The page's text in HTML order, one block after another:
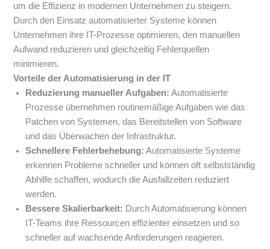
um die Effizienz in modernen Unternehmen zu steigern.
Durch den Einsatz automatisierter Systeme können
Unternehmen ihre IT-Prozesse optimieren, den manuellen
Aufwand reduzieren und gleichzeitig Fehlerquellen
minimieren.
Vorteile der Automatisierung in der IT
Reduzierung manueller Aufgaben: Automatisierte
Prozesse übernehmen routinemäßige Aufgaben wie das
Patchen von Systemen, das Bereitstellen von Software
und das Überwachen der Infrastruktur.
Schnellere Fehlerbehebung: Automatisierte Systeme
erkennen Probleme schneller und können oft selbstständig
Abhilfe schaffen, wodurch die Ausfallzeiten reduziert
werden.
Bessere Skalierbarkeit: Durch Automatisierung können
IT-Teams ihre Ressourcen effizienter einsetzen und so
schneller auf wachsende Anforderungen reagieren.